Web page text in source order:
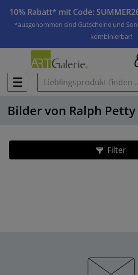
10% Rabatt* mit Code:
*ausgenommen sind Gutscheine und
kombinierbar!
☰
Bilder von Ralph Petty
Filter